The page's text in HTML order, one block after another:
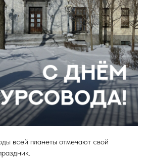
всей планеты отмечают свой